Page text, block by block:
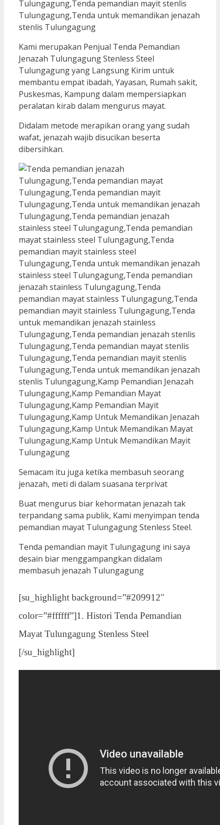
Kami merupakan Penjual Tenda Pemandian
Jenazah Tulungagung Stenless Steel
Tulungagung yang Langsung Kirim untuk
membantu empat ibadah, Yayasan, Rumah sakit,
Puskesmas, Kampung dalam mempersiapkan
peralatan kirab dalam mengurus mayat.
Didalam metode merapikan orang yang sudah
wafat, jenazah wajib disucikan beserta
dibersihkan.
Semacam itu juga ketika membasuh seorang
jenazah, meti di dalam suasana terprivat
Buat mengurus biar kehormatan jenazah tak
terpandang sama publik, Kami menyimpan tenda
pemandian mayat Tulungagung Stenless Steel.
Tenda pemandian mayit Tulungagung ini saya
desain biar menggampangkan didalam
membasuh jenazah Tulungagung
[su_highlight background=”#209912″
color=”#ffffff”]1. Histori Tenda Pemandian
Mayat Tulungagung Stenless Steel
[/su_highlight]